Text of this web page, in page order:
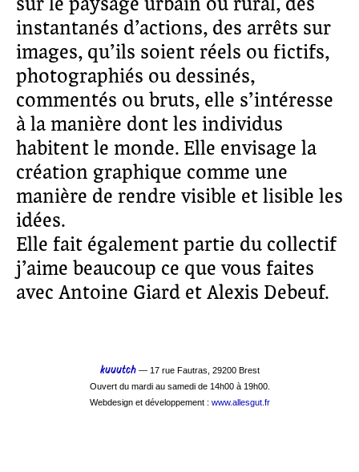
instantanés d’actions, des arrêts sur
images, qu’ils soient réels ou fictifs,
photographiés ou dessinés,
commentés ou bruts, elle s’intéresse
à la manière dont les individus
habitent le monde. Elle envisage la
création graphique comme une
manière de rendre visible et lisible les
idées.
Elle fait également partie du collectif
j’aime beaucoup ce que vous faites
avec Antoine Giard et Alexis Debeuf.
kuuutch— 17 rue Fautras, 29200 Brest
Ouvert du mardi au samedi de 14h00 à 19h00.
Webdesign et développement : www.allesgut.fr